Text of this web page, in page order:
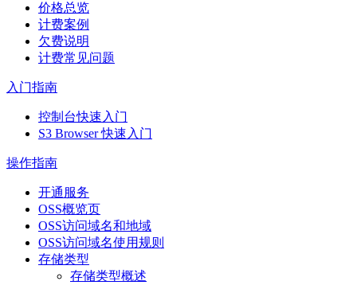
价格总览
计费案例
欠费说明
计费常见问题
入门指南
控制台快速入门
S3 Browser 快速入门
操作指南
开通服务
OSS概览页
OSS访问域名和地域
OSS访问域名使用规则
存储类型
存储类型概述